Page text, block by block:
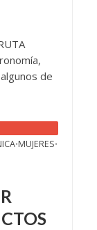
de
•MUJERES•